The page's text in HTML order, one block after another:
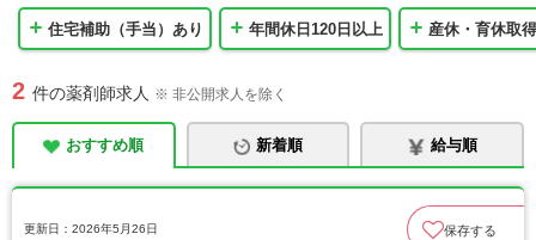
住宅補助（手当）あり 年間休日120日以上 産休・育休取
2 件の薬剤師求人 ※ 非公開求人を除く
おすすめ順 新着順 給与順
更新日：2026年5月26日 保存する